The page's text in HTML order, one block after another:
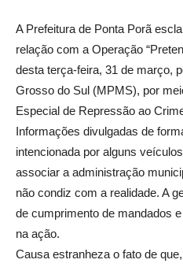
A Prefeitura de Ponta Porã
relação com a Operação
desta terça-feira, 31 de março,
Grosso do Sul (MPMS), por
Especial de Repressão ao
Informações divulgadas de
intencionada por alguns
associar a administração
não condiz com a realidade. A
de cumprimento de mandados
na ação.
Causa estranheza o fato de